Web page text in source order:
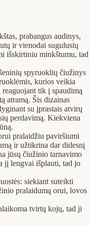
prabangus audinys,
ir vienodai sugulusių
išskirtiniu minkštumu, tad
spyruoklių čiužinys
kurios veikia
tik į spaudimą
atramą. Šis dizainas
su įprastais atvirų
perdavimą. Kiekviena
pralaidžiu paviršiumi
ir užtikrina dar didesnį
jūsų čiužinio tarnavimo
jį lengvai išplauti, tad jo
siekiant suteikti
pralaidumą orui, lovos
tvirtų kojų, tad ji